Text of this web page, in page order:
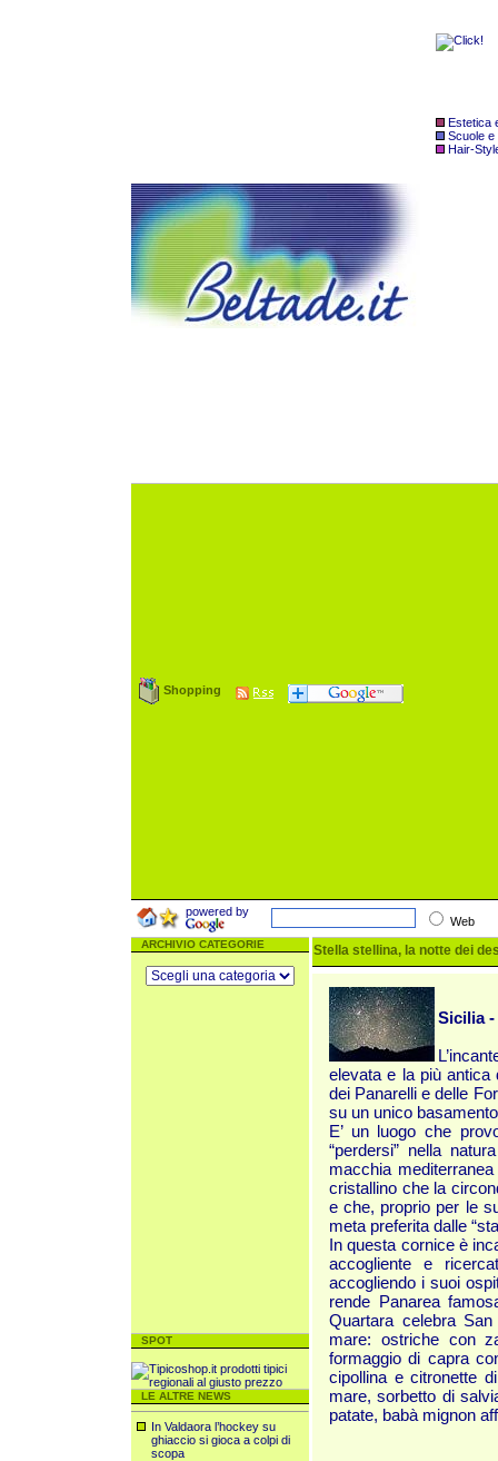
Estetica
Scuole e
Hair-
Shopping
powered by
Web
ARCHIVIO CATEGORIE
SPOT
LE ALTRE NEWS
In Valdaora l’hockey su
ghiaccio si gioca a colpi di
scopa
Stella stellina, la notte dei
Sicilia -
elevata e la più antica
dei Panarelli e delle
su un unico
E’ un luogo che
“perdersi” nella
macchia
cristallino che la
e che, proprio per le
meta preferita dalle
In questa cornice è
accogliente e
accogliendo i suoi
rende Panarea
Quartara celebra
mare: ostriche con
formaggio di capra
cipollina e citronette
mare, sorbetto di
patate, babà mignon